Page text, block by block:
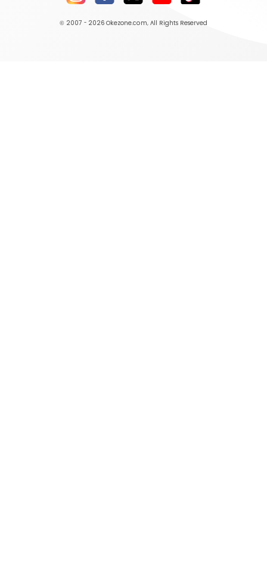
© 2007 - 2026 Okezone.com, All Rights Reserved